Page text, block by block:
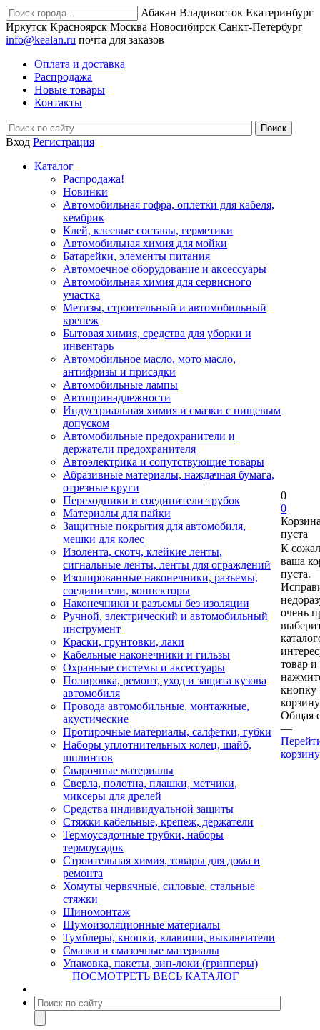
Абакан Владивосток Екатеринбург
Иркутск Красноярск Москва Новосибирск Санкт-Петербург
info@kealan.ru почта для заказов
Оплата и доставка
Распродажа
Новые товары
Контакты
Вход Регистрация
Каталог
Распродажа!
Новинки
Автомобильная гофра, оплетки для кабеля,
кембрик
Клей, клеевые составы, герметики
Автомобильная химия для мойки
Батарейки, элементы питания
Автомоечное оборудование и аксессуары
Автомобильная химия для сервисного
участка
Метизы, строительный и автомобильный
крепеж
Бытовая химия, средства для уборки и
инвентарь
Автомобильное масло, мото масло,
антифризы и присадки
Автомобильные лампы
Автопринадлежности
Индустриальная химия и смазки с пищевым
допуском
Автомобильные предохранители и
держатели предохранителя
Автоэлектрика и сопутствующие товары
Абразивные материалы, наждачная бумага,
отрезные круги
Переходники и соединители трубок
Материалы для пайки
Защитные покрытия для автомобиля,
мешки для колес
Изолента, скотч, клейкие ленты,
сигнальные ленты, ленты для ограждений
Изолированные наконечники, разъемы,
соединители, коннекторы
Наконечники и разъемы без изоляции
Ручной, электрический и автомобильный
инструмент
Краски, грунтовки, лаки
Кабельные наконечники и гильзы
Охранные системы и аксессуары
Полировка, ремонт, уход и защита кузова
автомобиля
Провода автомобильные, монтажные,
акустические
Протирочные материалы, салфетки, губки
Наборы уплотнительных колец, шайб,
шплинтов
Сварочные материалы
Сверла, полотна, плашки, метчики,
миксеры для дрелей
Средства индивидуальной защиты
Стяжки кабельные, крепеж, держатели
Термоусадочные трубки, наборы
термоусадок
Строительная химия, товары для дома и
ремонта
Хомуты червячные, силовые, стальные
стяжки
Шиномонтаж
Шумоизоляционные материалы
Тумблеры, кнопки, клавиши, выключатели
Смазки и смазочные материалы
Упаковка, пакеты, зип-локи (грипперы)
ПОСМОТРЕТЬ ВЕСЬ КАТАЛОГ
0
0
пуста
К
ваша
пуста.
очень
товар и
кнопку
Общая
—
корзину